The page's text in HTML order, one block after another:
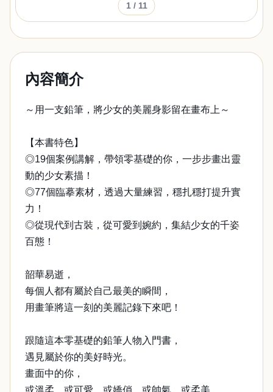
1/ 11
內容簡介
～用一支鉛筆，將少女的美麗身影留在畫布上～
【本書特色】
◎19個案例講解，帶領零基礎的你，一步步畫出靈
動的少女素描！
◎77個臨摹素材，透過大量練習，穩扎穩打提升實
力！
◎從現代到古裝，從可愛到婉約，集結少女的千姿
百態！
韶華易逝，
每個人都有屬於自己最美的瞬間，
用畫筆將這一刻的美麗記錄下來吧！
跟隨這本零基礎的鉛筆人物入門書，
遇見屬於你的美好時光。
畫面中的你，
或溫柔、或可愛、或嬌俏、或帥氣、或柔美，